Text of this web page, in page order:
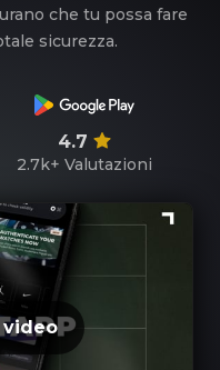
che tu possa fare
sicurezza.
4.7
2.7k+ Valutazioni
video